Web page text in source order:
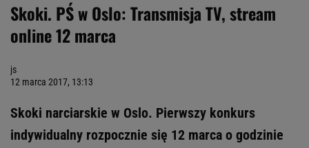
Skoki. PŚ w Oslo: Transmisja TV, stream
online 12 marca
js
12 marca 2017, 13:13
Skoki narciarskie w Oslo. Pierwszy konkurs
indywidualny rozpocznie się 12 marca o godzinie